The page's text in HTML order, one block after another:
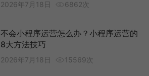
2026年7月18日 6862次
不会小程序运营怎么办？小程序运营的
8大方法技巧
2026年7月18日 15569次